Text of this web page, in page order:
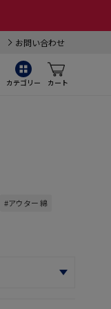
お問い合わせ
カテゴリー カート
#アウター 綿